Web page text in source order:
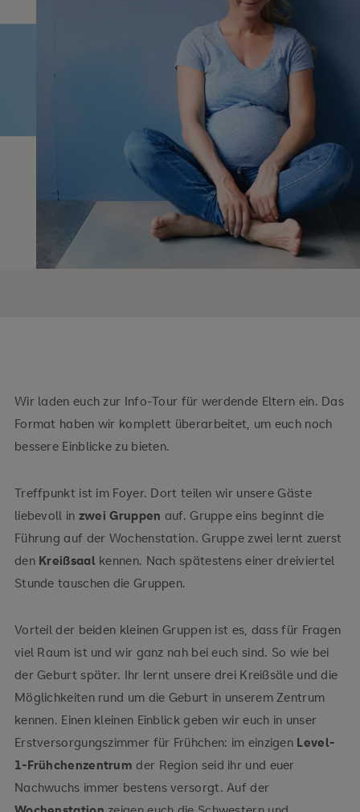
Wir laden euch zur Info-Tour für werdende Eltern ein. Das
Format haben wir komplett überarbeitet, um euch noch
bessere Einblicke zu bieten.
Treffpunkt ist im Foyer. Dort teilen wir unsere Gäste
liebevoll in zwei Gruppen auf. Gruppe eins beginnt die
Führung auf der Wochenstation. Gruppe zwei lernt zuerst
den Kreißsaal kennen. Nach spätestens einer dreiviertel
Stunde tauschen die Gruppen.
Vorteil der beiden kleinen Gruppen ist es, dass für Fragen
viel Raum ist und wir ganz nah bei euch sind. So wie bei
der Geburt später. Ihr lernt unsere drei Kreißsäle und die
Möglichkeiten rund um die Geburt in unserem Zentrum
kennen. Einen kleinen Einblick geben wir euch in unser
Erstversorgungszimmer für Frühchen: im einzigen Level-
1-Frühchenzentrum der Region seid ihr und euer
Nachwuchs immer bestens versorgt. Auf der